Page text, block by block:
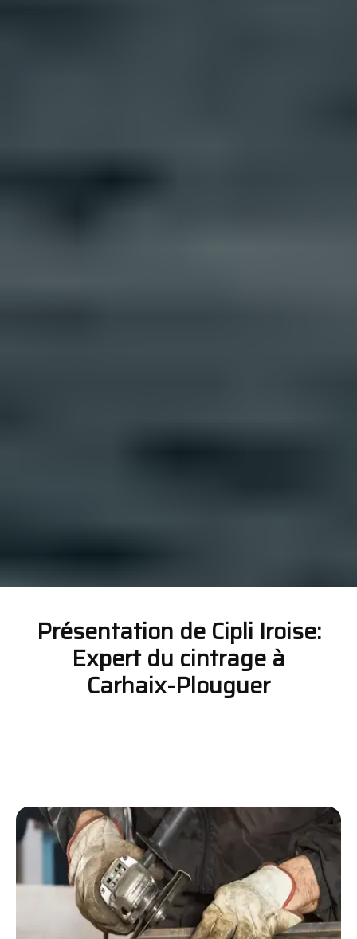
Présentation de Cipli Iroise:
Expert du cintrage à
Carhaix-Plouguer